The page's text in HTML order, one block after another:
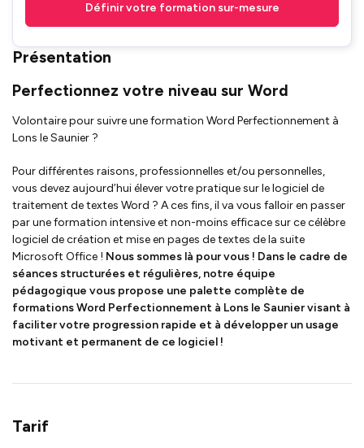
Définir votre formation sur-mesure
Présentation
Perfectionnez votre niveau sur Word
Volontaire pour suivre une formation Word Perfectionnement à
Lons le Saunier ?
Pour différentes raisons, professionnelles et/ou personnelles,
vous devez aujourd’hui élever votre pratique sur le logiciel de
traitement de textes Word ? A ces fins, il va vous falloir en passer
par une formation intensive et non-moins efficace sur ce célèbre
logiciel de création et mise en pages de textes de la suite
Microsoft Office ! Nous sommes là pour vous ! Dans le cadre de
séances structurées et régulières, notre équipe
pédagogique vous propose une palette complète de
formations Word Perfectionnement à Lons le Sauniervisant à
faciliter votre progression rapide et à développer un usage
motivant et permanent de ce logiciel !
Tarif